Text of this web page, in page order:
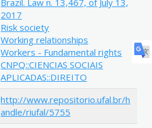
Brazil. Law n. 13,467, of July 13,
2017
Risk society
Working relationships
Workers - Fundamental rights
CNPQ::CIENCIAS SOCIAIS
APLICADAS::DIREITO
http://www.repositorio.ufal.br/h
andle/riufal/5755